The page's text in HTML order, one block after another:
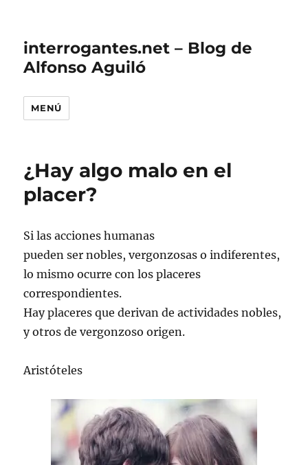
interrogantes.net – Blog de
Alfonso Aguiló
MENÚ
¿Hay algo malo en el
placer?
Si las acciones humanas
pueden ser nobles, vergonzosas o indiferentes,
lo mismo ocurre con los placeres
correspondientes.
Hay placeres que derivan de actividades nobles,
y otros de vergonzoso origen.
Aristóteles